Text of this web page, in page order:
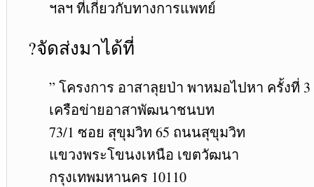
ฯลฯ ที่เกี่ยวกับทางการแพทย์
?จัดส่งมาได้ที่
” โครงการ อาสาลุยป่า พาหมอไปหา ครั้งที่ 3
เครือข่ายอาสาพัฒนาชนบท
73/1 ซอย สุขุมวิท 65 ถนนสุขุมวิท
แขวงพระโขนงเหนือ เขตวัฒนา
กรุงเทพมหานคร 10110